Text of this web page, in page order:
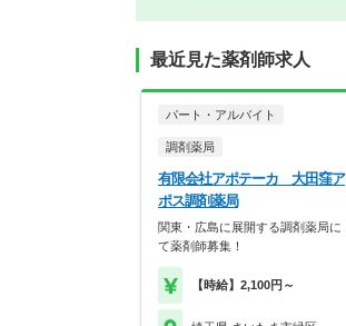
最近見た薬剤師求人
パート・アルバイト
調剤薬局
有限会社アポテーカ 大田窪ア
ポス調剤薬局
関東・広島に展開する調剤薬局に
て薬剤師募集！
【時給】2,100円～